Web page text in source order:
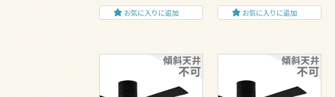
お気に入りに追加 お気に入りに追加